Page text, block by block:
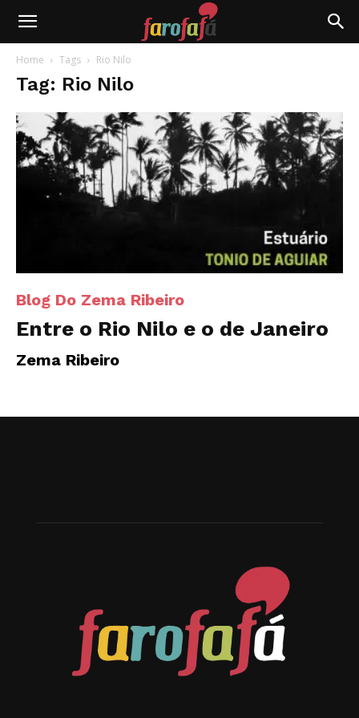
Farofafá
Home Tags Rio Nilo
Tag: Rio Nilo
Blog Do Zema Ribeiro
Entre o Rio Nilo e o de Janeiro
Zema Ribeiro